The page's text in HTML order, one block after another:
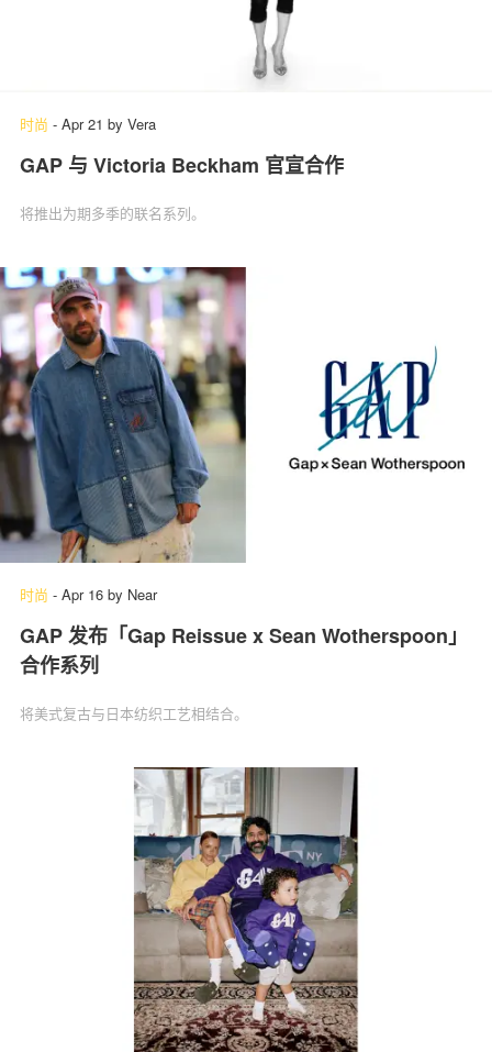
时尚 - Apr 21 by Vera
GAP 与 Victoria Beckham 官宣合作
将推出为期多季的联名系列。
时尚 - Apr 16 by Near
GAP 发布「Gap Reissue x Sean Wotherspoon」
合作系列
将美式复古与日本纺织工艺相结合。